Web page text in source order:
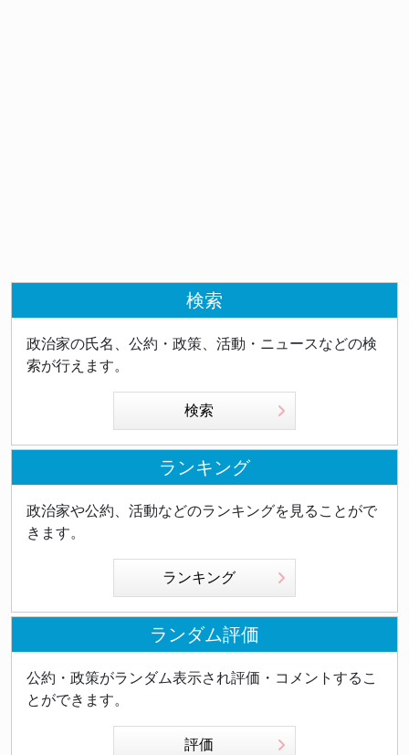
検索
政治家の氏名、公約・政策、活動・ニュースなどの検
索が行えます。
検索
ランキング
政治家や公約、活動などのランキングを見ることがで
きます。
ランキング
ランダム評価
公約・政策がランダム表示され評価・コメントするこ
とができます。
評価